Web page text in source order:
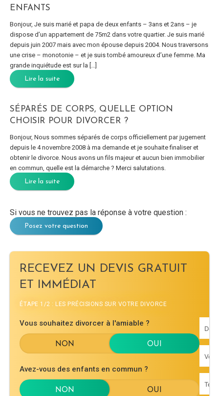
ENFANTS
Bonjour, Je suis marié et papa de deux enfants – 3ans et 2ans – je
dispose d’un appartement de 75m2 dans votre quartier. Je suis marié
depuis juin 2007 mais avec mon épouse depuis 2004. Nous traversons
une crise – monotonie – et je suis tombé amoureux d’une femme. Ma
grande inquiétude est sur la […]
Lire la suite
SÉPARÉS DE CORPS, QUELLE OPTION
CHOISIR POUR DIVORCER ?
Bonjour, Nous sommes séparés de corps officiellement par jugement
depuis le 4 novembre 2008 à ma demande et je souhaite finaliser et
obtenir le divorce. Nous avons un fils majeur et aucun bien immobilier
en commun, quelle est la démarche ? Merci salutations.
Lire la suite
Si vous ne trouvez pas la réponse à votre question :
Posez votre question
RECEVEZ UN DEVIS GRATUIT
ET IMMÉDIAT
ÉTAPE 1/2 : LES PRÉCISIONS SUR VOTRE DIVORCE
Vous souhaitez divorcer à l'amiable ?
Avez-vous des enfants en commun ?